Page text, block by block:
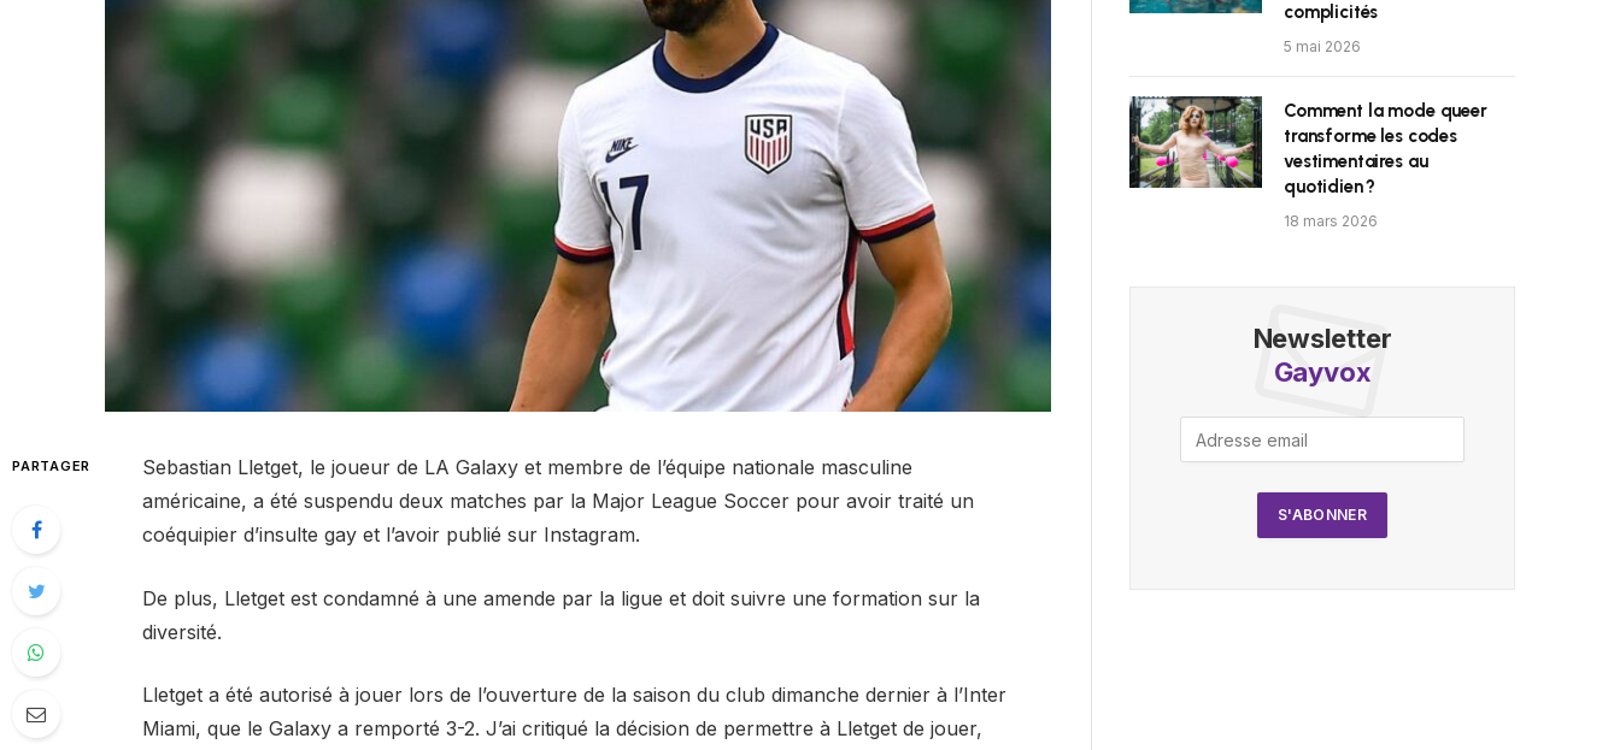
PARTAGER
Sebastian Lletget, le joueur de LA Galaxy et membre de l’équipe nationale masculine
américaine, a été suspendu deux matches par la Major League Soccer pour avoir traité un
coéquipier d’insulte gay et l’avoir publié sur Instagram.
De plus, Lletget est condamné à une amende par la ligue et doit suivre une formation sur la
diversité.
Lletget a été autorisé à jouer lors de l’ouverture de la saison du club dimanche dernier à l’Inter
Miami, que le Galaxy a remporté 3-2. J’ai critiqué la décision de permettre à Lletget de jouer,
complicités
5 mai 2026
Comment la mode queer
transforme les codes
vestimentaires au
quotidien ?
18 mars 2026
Newsletter
Gayvox